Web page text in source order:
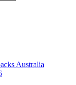
Australia